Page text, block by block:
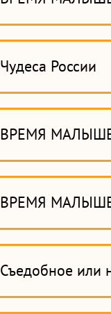
Чудеса России
ВРЕМЯ
ВРЕМЯ
Съедобное или